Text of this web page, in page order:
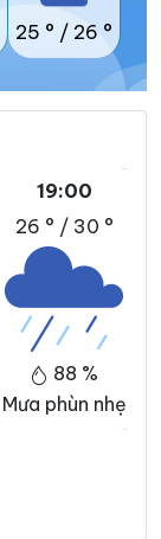
25 ° / 26 °
19:00
26 ° / 30 °
88 %
Mưa phùn nhẹ